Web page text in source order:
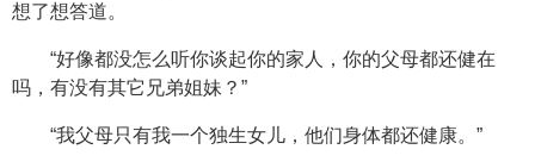
想了想答道。
“好像都没怎么听你谈起你的家人，你的父母都还健在
吗，有没有其它兄弟姐妹？”
“我父母只有我一个独生女儿，他们身体都还健康。”